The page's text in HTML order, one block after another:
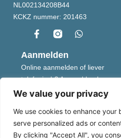
We value your privacy
We use cookies to enhance your
serve personalized ads or
By clicking "Accept All", you
NL002134208B44
KCKZ nummer: 201463
Aanmelden
Online aanmelden of liever
telefonisch? Aanmelden kan
op de manier die het beste